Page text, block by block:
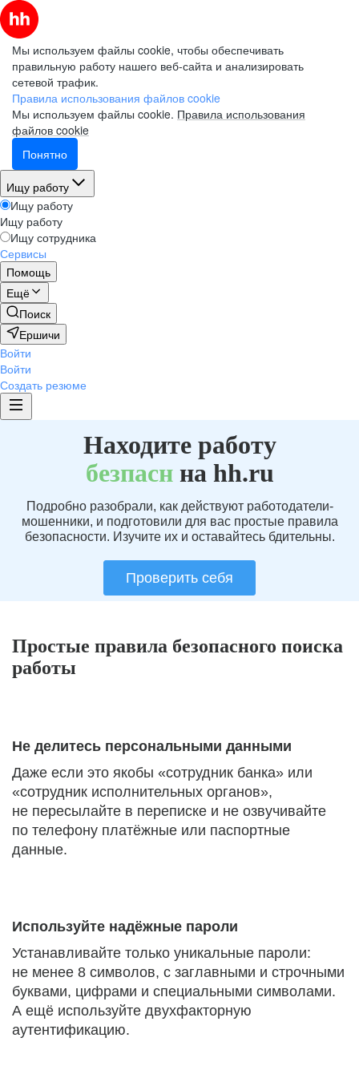
Мы используем файлы cookie, чтобы обеспечивать
правильную работу нашего веб-сайта и анализировать
сетевой трафик.
Правила использования файлов cookie
Мы используем файлы cookie. Правила использования
файлов cookie
Понятно
Ищу работу
Ищу работу
Ищу работу
Ищу сотрудника
Сервисы
Помощь
Ещё
Поиск
Ершичи
Войти
Войти
Создать резюме
Находите работу
безпаснна hh.ru
Подробно разобрали, как действуют работодатели-
мошенники, и подготовили для вас простые правила
безопасности. Изучите их и оставайтесь бдительны.
Проверить себя
Простые правила безопасного поиска
работы
Не делитесь персональными данными
Даже если это якобы «сотрудник банка» или
«сотрудник исполнительных органов»,
не пересылайте в переписке и не озвучивайте
по телефону платёжные или паспортные
данные.
Используйте надёжные пароли
Устанавливайте только уникальные пароли:
не менее 8 символов, с заглавными и строчными
буквами, цифрами и специальными символами.
А ещё используйте двухфакторную
аутентификацию.